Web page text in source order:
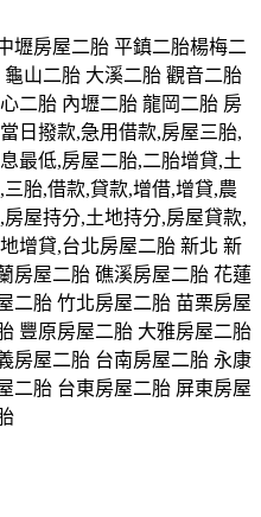
壢房屋二胎 平鎮二胎楊梅二
山二胎 大溪二胎 觀音二胎
二胎 內壢二胎 龍岡二胎 房
日撥款,急用借款,房屋三胎,
最低,房屋二胎,二胎增貸,土
胎,借款,貸款,增借,增貸,農
屋持分,土地持分,房屋貸款,
增貸,台北房屋二胎 新北 新
房屋二胎 礁溪房屋二胎 花蓮
二胎 竹北房屋二胎 苗栗房屋
豐原房屋二胎 大雅房屋二胎
房屋二胎 台南房屋二胎 永康
二胎 台東房屋二胎 屏東房屋